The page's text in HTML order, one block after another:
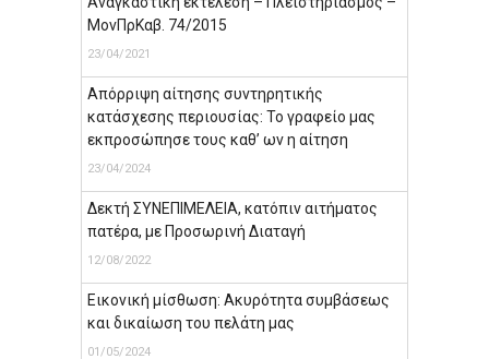
ΜονΠρΚαβ. 74/2015
23/04/2021
Απόρριψη αίτησης συντηρητικής
κατάσχεσης περιουσίας: Το γραφείο μας
εκπροσώπησε τους καθ’ ων η αίτηση
23/04/2024
Δεκτή ΣΥΝΕΠΙΜΕΛΕΙΑ, κατόπιν αιτήματος
πατέρα, με Προσωρινή Διαταγή
12/08/2022
Εικονική μίσθωση: Ακυρότητα συμβάσεως
και δικαίωση του πελάτη μας
01/05/2024